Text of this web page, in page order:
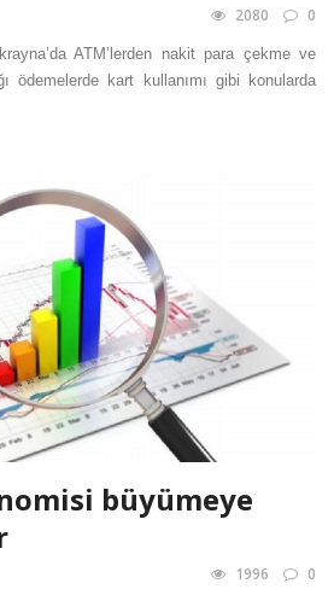
2080 0
ATM’lerden nakit para çekme ve
ödemelerde kart kullanımı gibi konularda
büyümeye
1996 0